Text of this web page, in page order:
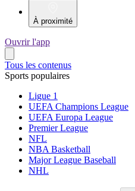
À proximité
Ouvrir l'app
Tous les contenus
Sports populaires
Ligue 1
UEFA Champions League
UEFA Europa League
Premier League
NFL
NBA Basketball
Major League Baseball
NHL